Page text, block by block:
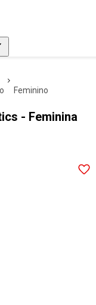
feminino
- Feminina